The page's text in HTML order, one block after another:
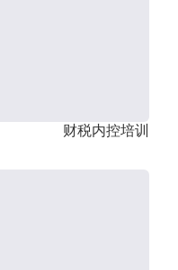
财税内控培训